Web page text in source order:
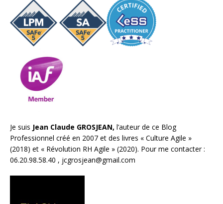
Je suis Jean Claude GROSJEAN, l’auteur de ce Blog
Professionnel créé en 2007 et des livres « Culture Agile »
(2018) et « Révolution RH Agile » (2020). Pour me contacter :
06.20.98.58.40 , jcgrosjean@gmail.com